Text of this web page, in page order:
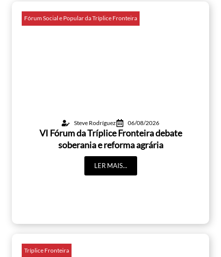
Fórum Social e Popular da Tríplice Fronteira
Steve Rodríguez 06/08/2026
VI Fórum da Tríplice Fronteira debate
soberania e reforma agrária
LER MAIS...
Tríplice Fronteira